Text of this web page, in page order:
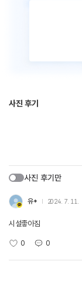
사진 후기
사진 후기만
유* 2024. 7. 11.
시설좋아짐
0 0